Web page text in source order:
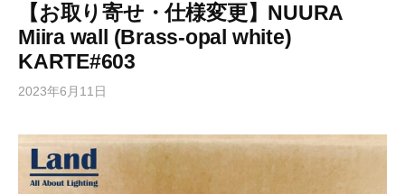
【お取り寄せ・仕様変更】NUURA
Miira wall (Brass-opal white)
KARTE#603
2023年6月11日